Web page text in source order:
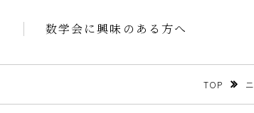
数学会に興味のある方へ
TOP